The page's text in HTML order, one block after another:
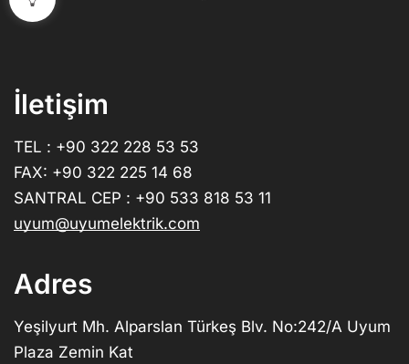
İletişim
TEL : +90 322 228 53 53
FAX: +90 322 225 14 68
SANTRAL CEP : +90 533 818 53 11
uyum@uyumelektrik.com
Adres
Yeşilyurt Mh. Alparslan Türkeş Blv. No:242/A Uyum
Plaza Zemin Kat